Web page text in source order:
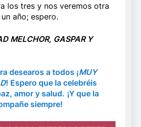
los tres y nos veremos otra
año; espero.
MELCHOR, GASPAR Y
desearos a todos ¡MUY
! Espero que la celebréis
amor y salud. ¡Y que la
siempre!